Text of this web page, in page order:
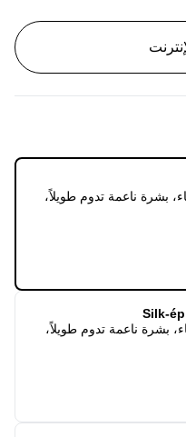
بشرة ناعمة تدوم طويلاً،
بشرة ناعمة تدوم طويلاً،